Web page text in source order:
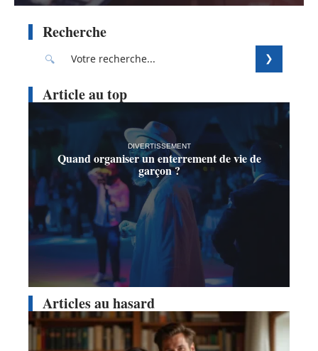
Recherche
Article au top
DIVERTISSEMENT
Quand organiser un enterrement de vie de
garçon ?
Articles au hasard